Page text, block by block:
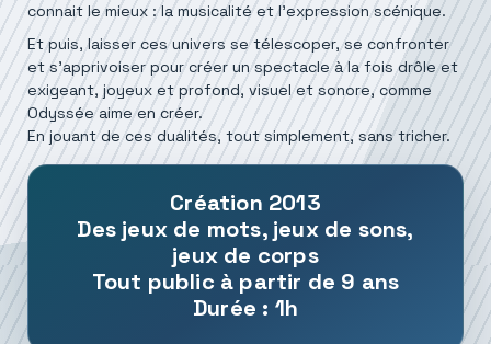
connait le mieux : la musicalité et l'expression scénique.
Et puis, laisser ces univers se télescoper, se confronter
et s’apprivoiser pour créer un spectacle à la fois drôle et
exigeant, joyeux et profond, visuel et sonore, comme
Odyssée aime en créer.
En jouant de ces dualités, tout simplement, sans tricher.
Création 2013
Des jeux de mots, jeux de sons,
jeux de corps
Tout public à partir de 9 ans
Durée : 1h